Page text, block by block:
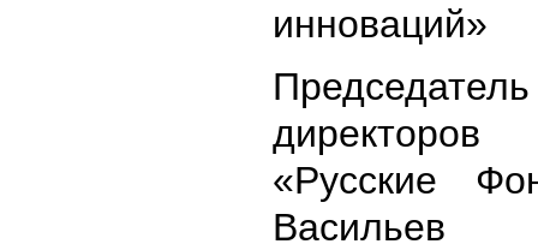
инноваций»
«Русские